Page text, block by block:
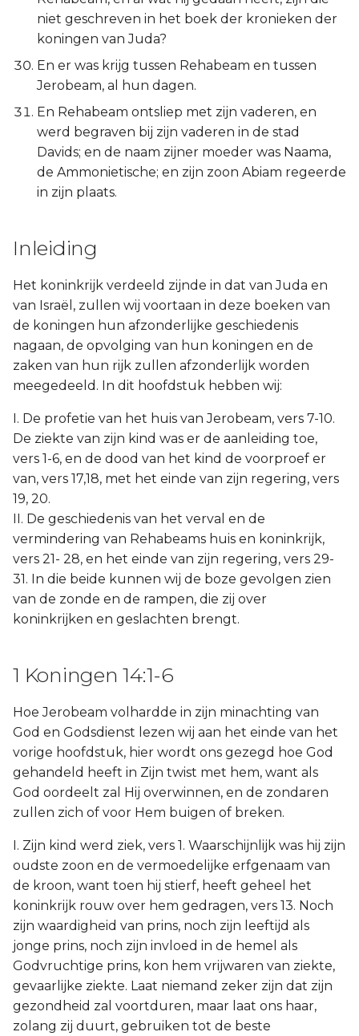
niet geschreven in het boek der kronieken der
koningen van Juda?
En er was krijg tussen Rehabeam en tussen
Jerobeam, al hun dagen.
En Rehabeam ontsliep met zijn vaderen, en
werd begraven bij zijn vaderen in de stad
Davids; en de naam zijner moeder was Naama,
de Ammonietische; en zijn zoon Abiam regeerde
in zijn plaats.
Inleiding
Het koninkrijk verdeeld zijnde in dat van Juda en
van Israël, zullen wij voortaan in deze boeken van
de koningen hun afzonderlijke geschiedenis
nagaan, de opvolging van hun koningen en de
zaken van hun rijk zullen afzonderlijk worden
meegedeeld. In dit hoofdstuk hebben wij:
I. De profetie van het huis van Jerobeam, vers 7-10.
De ziekte van zijn kind was er de aanleiding toe,
vers 1-6, en de dood van het kind de voorproef er
van, vers 17,18, met het einde van zijn regering, vers
19, 20.
II. De geschiedenis van het verval en de
vermindering van Rehabeams huis en koninkrijk,
vers 21- 28, en het einde van zijn regering, vers 29-
31. In die beide kunnen wij de boze gevolgen zien
van de zonde en de rampen, die zij over
koninkrijken en geslachten brengt.
1 Koningen 14:1-6
Hoe Jerobeam volhardde in zijn minachting van
God en Godsdienst lezen wij aan het einde van het
vorige hoofdstuk, hier wordt ons gezegd hoe God
gehandeld heeft in Zijn twist met hem, want als
God oordeelt zal Hij overwinnen, en de zondaren
zullen zich of voor Hem buigen of breken.
I. Zijn kind werd ziek, vers 1. Waarschijnlijk was hij zijn
oudste zoon en de vermoedelijke erfgenaam van
de kroon, want toen hij stierf, heeft geheel het
koninkrijk rouw over hem gedragen, vers 13. Noch
zijn waardigheid van prins, noch zijn leeftijd als
jonge prins, noch zijn invloed in de hemel als
Godvruchtige prins, kon hem vrijwaren van ziekte,
gevaarlijke ziekte. Laat niemand zeker zijn dat zijn
gezondheid zal voortduren, maar laat ons haar,
zolang zij duurt, gebruiken tot de beste